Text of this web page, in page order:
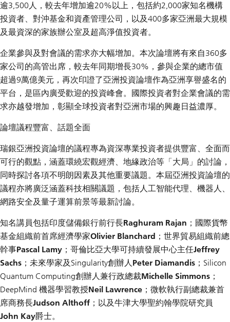
逾3,500人，較去年增加逾20%以上，包括約2,000家知名機構
投資者、對沖基金和資產管理公司，以及400多家亞洲最大規模
及最資深的家族辦公室及超高淨值投資者。
企業參與及對會議的需求亦大幅增加。本次論壇將有來自360多
家公司的高管出席，較去年同期增長30%，參與企業的總市值
超過9萬億美元，再次印證了亞洲投資論壇作為亞洲享譽盛名的
平台，是區內廣受歡迎的投資峰會。國際投資者對企業會議的需
求亦越發增加，彰顯全球投資者對亞洲市場的興趣日益濃厚。
論壇議程豐富、話題全面
瑞銀亞洲投資論壇的議程專為資深專業投資者提供豐富、全面而
可行的觀點，涵蓋環繞宏觀經濟、地緣政治等「大局」的討論，
同時探討各項不明朗因素及其他重要議題。本屆亞洲投資論壇的
議程亦將廣泛涵蓋科技相關議題，包括人工智能代理、機器人、
網路安全及量子運算前景等最新討論。
知名講員包括印度儲備銀行前行長Raghuram Rajan ；國際貨幣
基金組織前首席經濟學家Olivier Blanchard ；世界貿易組織前總
幹事Pascal Lamy ；哥倫比亞大學可持續發展中心主任Jeffrey
Sachs ；未來學家及Singularity創辦人Peter Diamandis ；Silicon
Quantum Computing創辦人兼行政總裁Michelle Simmons ；
DeepMind 機器學習教授Neil Lawrence ；微軟執行副總裁兼首
席商務長Judson Althoff ；以及牛津大學聖約翰學院研究員
John Kay爵士。